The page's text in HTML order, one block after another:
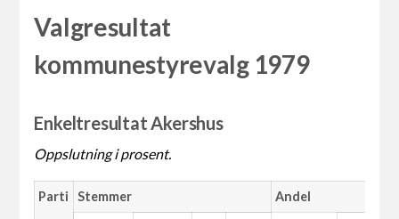
Valgresultat
kommunestyrevalg 1979
Enkeltresultat Akershus
Oppslutning i prosent.
Parti Stemmer Andel